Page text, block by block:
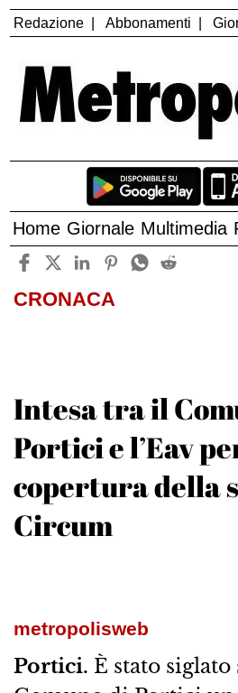
Redazione Abbonamenti
Home Giornale Multimedia
CRONACA
Intesa tra il
Portici e l’Eav
copertura della
Circum
metropolisweb
Portici. È stato